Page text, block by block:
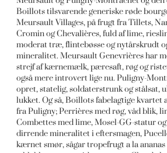
Boillots tilsvarende generiske røde
Meursault Villages, på frugt fra Tillets,
Cromin og Chevalières, fuld af lime,
moderat træ, flintebøsse og nytårskrudt
mineralitet. Meursault Genevrières har
strejf af kærnemælk, pæresaft, røg og
også mere introvert lige nu. Puligny-
opret, statelig, soldaterstrunk og stålsat,
lukket. Og så, Boillots fabelagtige kvartet
fra Puligny; Perrières med røg, våd blik,
Combettes med lime, Mosel-GG-statur
dirrende mineralitet i eftersmagen,
kærnet smør, sågar tropefrugt a la ananas